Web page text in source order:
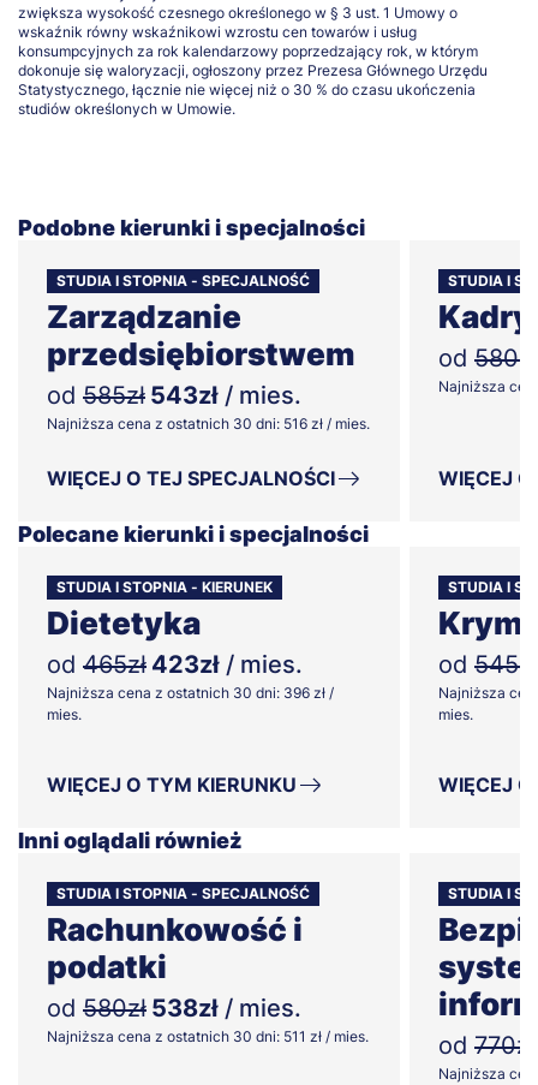
zwiększa wysokość czesnego określonego w § 3 ust. 1 Umowy o
wskaźnik równy wskaźnikowi wzrostu cen towarów i usług
konsumpcyjnych za rok kalendarzowy poprzedzający rok, w którym
dokonuje się waloryzacji, ogłoszony przez Prezesa Głównego Urzędu
Statystycznego, łącznie nie więcej niż o 30 % do czasu ukończenia
studiów określonych w Umowie.
Podobne kierunki i specjalności
STUDIA I STOPNIA - SPECJALNOŚĆ
Zarządzanie
przedsiębiorstwem
od 585zł 543zł / mies.
Najniższa cena z ostatnich 30 dni: 516 zł / mies.
WIĘCEJ O TEJ SPECJALNOŚCI
STUDIA I
Kadry
od 580zł
Najniższa
WIĘCEJ
Polecane kierunki i specjalności
STUDIA I STOPNIA - KIERUNEK
Dietetyka
od 465zł 423zł / mies.
Najniższa cena z ostatnich 30 dni: 396 zł /
mies.
WIĘCEJ O TYM KIERUNKU
STUDIA I
od 545zł
Najniższa
mies.
WIĘCEJ
Inni oglądali również
STUDIA I STOPNIA - SPECJALNOŚĆ
Rachunkowość i
podatki
od 580zł 538zł / mies.
Najniższa cena z ostatnich 30 dni: 511 zł / mies.
STUDIA I
od 770zł
Najniższa